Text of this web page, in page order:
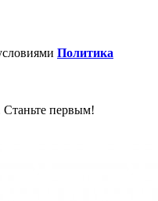
Политика
Станьте первым!